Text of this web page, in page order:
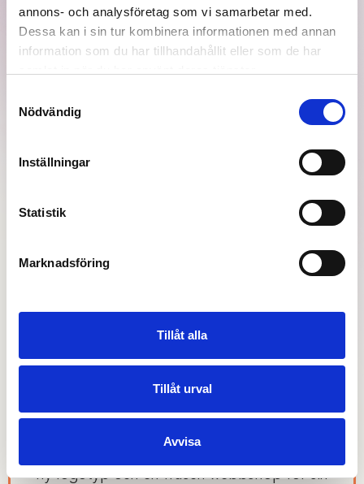
annons- och analysföretag som vi samarbetar med.
Dessa kan i sin tur kombinera informationen med annan
information som du har tillhandahållit eller som de har
Nödvändig
Inställningar
Statistik
Marknadsföring
Tillåt alla
Tillåt urval
Avvisa
HUNDFODER DIREKT TILL
Projektomfång: BRAND, E-HANDEL
BRIEF
ny logotyp och en fräsch webbshop för sin